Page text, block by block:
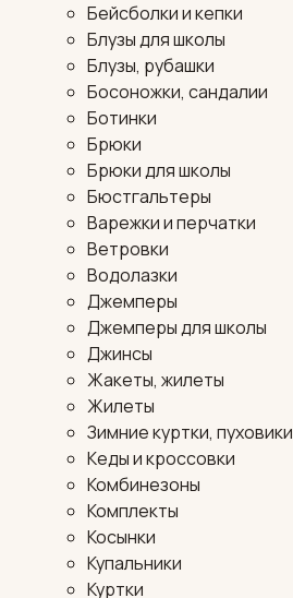
Бейсболки и кепки
Блузы для школы
Блузы, рубашки
Босоножки, сандалии
Ботинки
Брюки
Брюки для школы
Бюстгальтеры
Варежки и перчатки
Ветровки
Водолазки
Джемперы
Джемперы для школы
Джинсы
Жакеты, жилеты
Жилеты
Зимние куртки, пуховики
Кеды и кроссовки
Комбинезоны
Комплекты
Косынки
Купальники
Куртки